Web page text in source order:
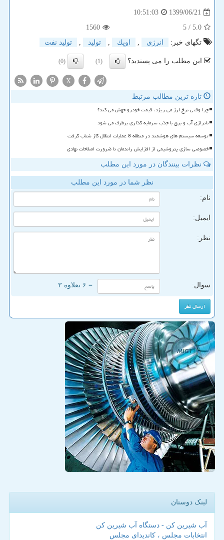
1399/06/21
10:51:03
5.0
/ 5
1560
تگهای خبر:
انرژی , اوپك , تولید , تولید نفت
این مطلب را می پسندید؟ (1)
(0)
X
تازه ترین مطالب مرتبط
چرا وقتی نرخ ارز می ریزد، قیمت خودرو جهش می کند؟
ناترازی آب و برق با جذب سرمایه گذاری برطرف می شود
توسعه سیستم های هوشمند در منطقه 8 عملیات انتقال گاز شتاب گرفت
خصوصی سازی پتروشیمی از افزایش راندمان تا ضرورت اصلاحات نهادی
نظرات بینندگان در مورد این مطلب
نظر شما در مورد این مطلب
نام:
ایمیل:
نظر:
سوال: = ۶ بعلاوه ۳
لینک دوستان
آب شیرین کن - دستگاه آب شیرین کن
انتخابات مجلس ، کاندیدای مجلس